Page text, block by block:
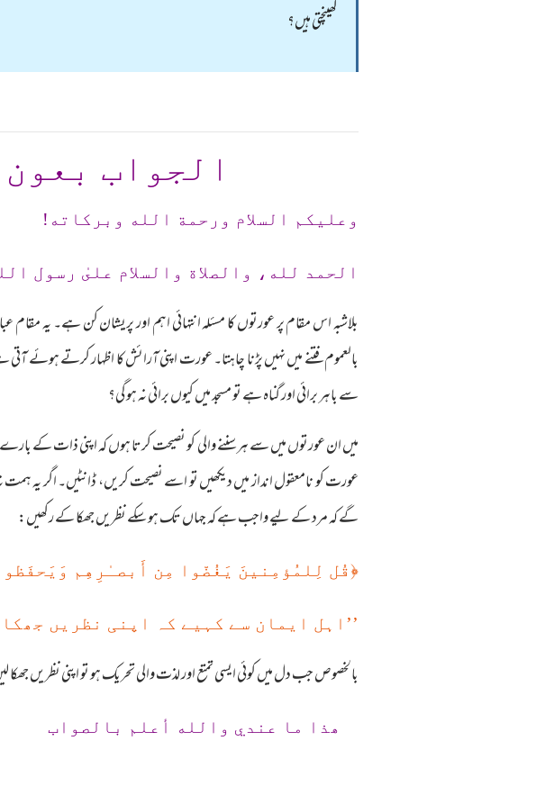
کھینچتی ہیں؟
الجواب
وعلیکم السلام ورحمة الله وبرکاته!
الحمد لله، والصلاة والسلام علىٰ رسول
بلاشبہ اس مقام پر عورتوں کا مسئلہ انتہائی اہم اور پریشان کن ہے۔ یہ
بالعموم فتنے میں نہیں پڑنا چاہتا۔ عورت اپنی آرائش کا اظہار کرتے
سے باہر برائی اور گناہ ہے تو مسجد میں کیوں برائی نہ ہو گی؟
میں ان عورتوں میں سے ہر سننے والی کو نصیحت کرتا ہوں کہ اپنی ذات کے
عورت کو نامعقول انداز میں دیکھیں تو اسے نصیحت کریں، ڈانٹیں۔ اگر یہ
گے کہ مرد کے لیے واجب ہے کہ جہاں تک ہو سکے نظریں جھکا کے رکھیں:
﴿قُل لِلمُؤمِنينَ يَغُضّوا مِن أَبصـٰرِهِم
’’اہل ایمان سے کہیے کہ اپنی نظریں
بالخصوص جب دل میں کوئی ایسی تمتع اور لذت والی تحریک ہو تو اپنی نظریں جھکا
ھذا ما عندي والله أعلم بالصواب